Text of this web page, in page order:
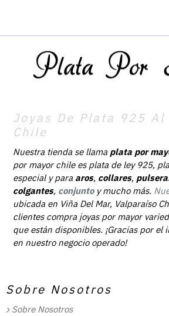
Joyas De Plata 925 Al
Chile
Nuestra tienda se llama plata por
por mayor chile es plata de ley 925,
especial y para aros, collares,
colgantes, conjunto y mucho más.
ubicada en Viña Del Mar, Valparaíso
clientes compra joyas por mayor
que están disponibles. ¡Gracias por el
en nuestro negocio operado!
Sobre Nosotros
Sobre Nosotros